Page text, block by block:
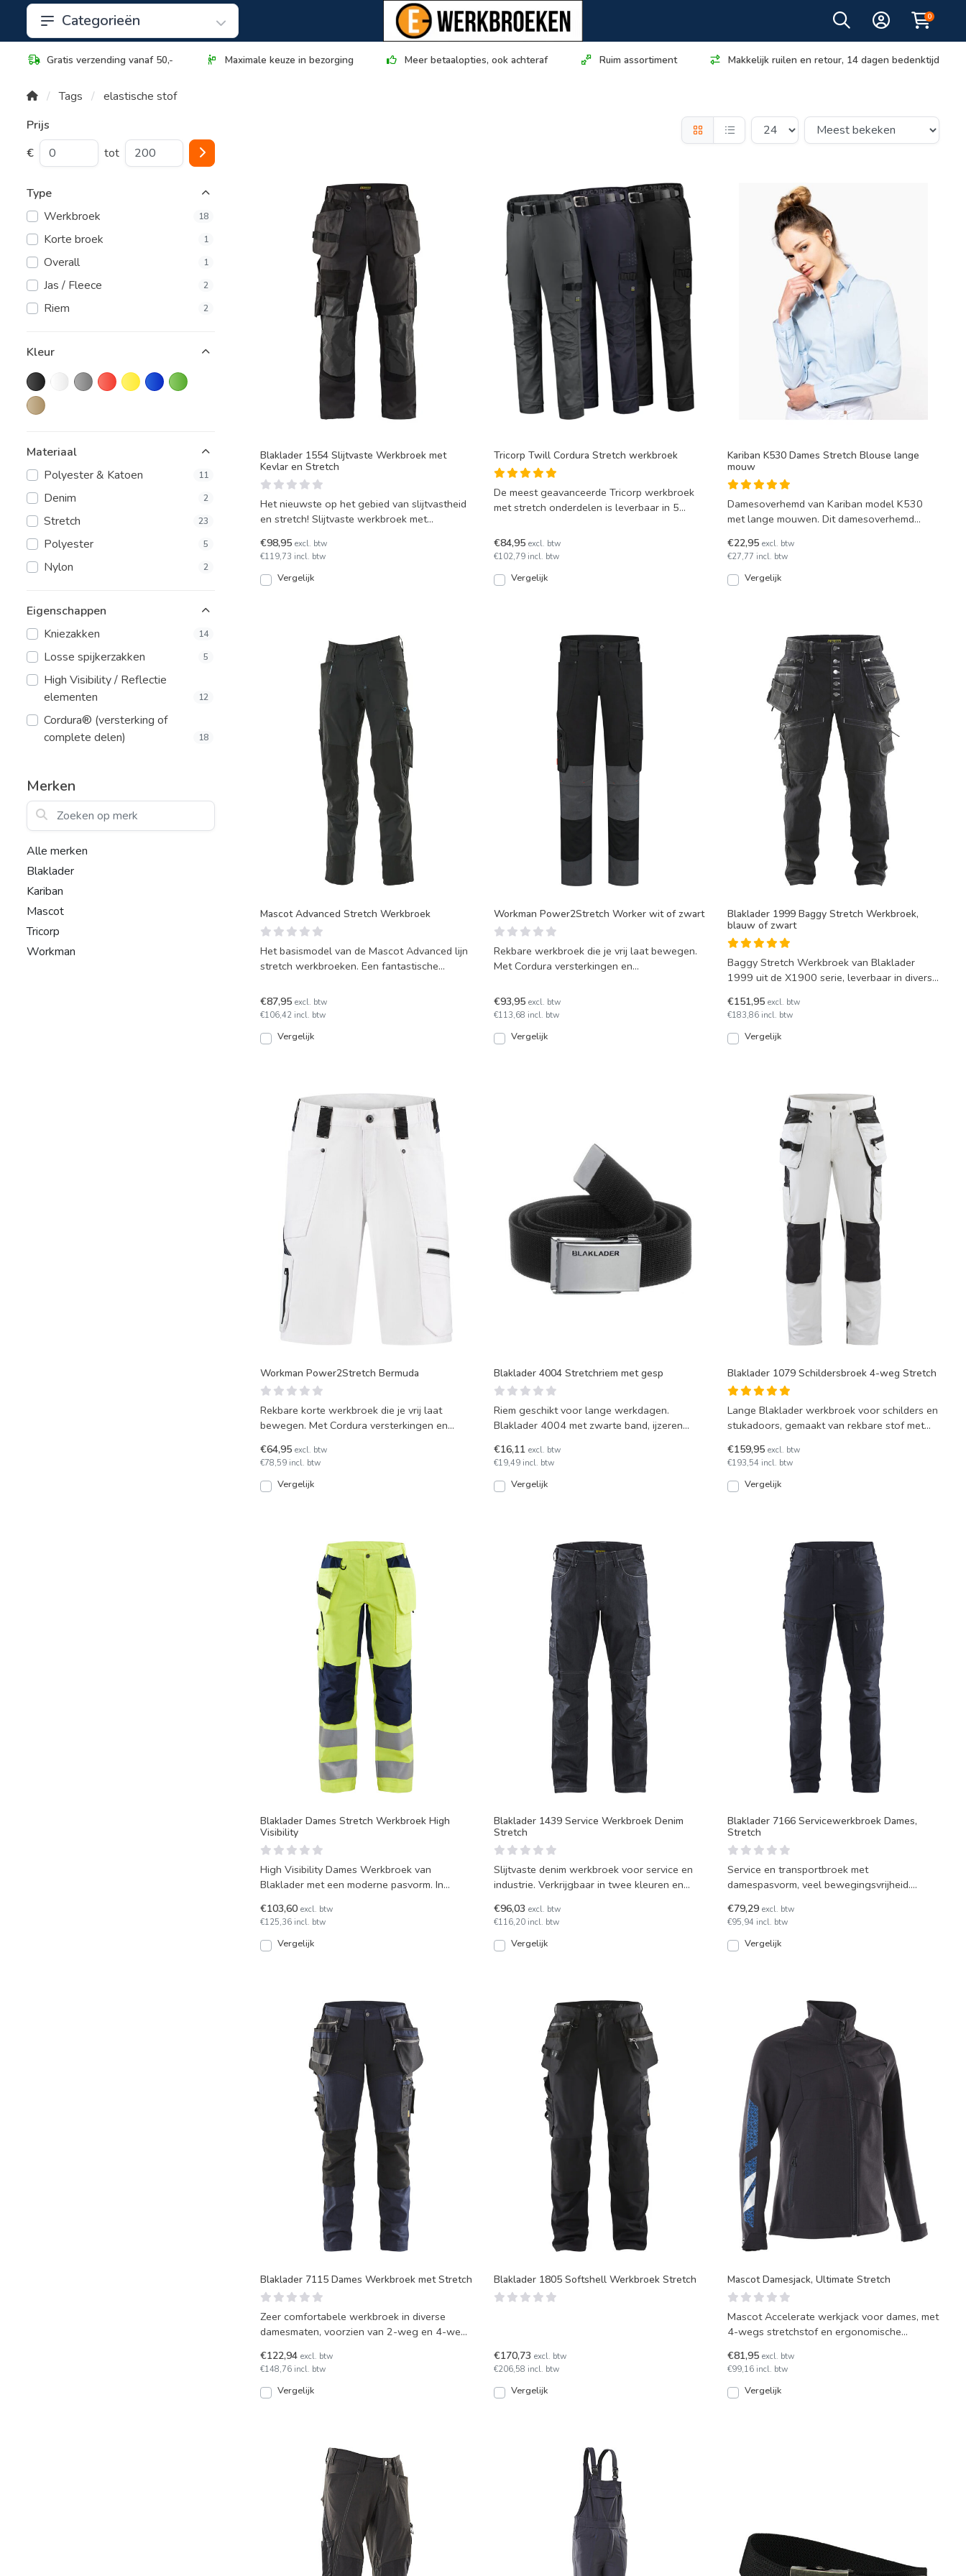
Categorieën 0
Gratis verzending vanaf 50,- Maximale keuze in bezorging Meer betaalopties, ook achteraf Ruim assortiment Makkelijk ruilen en retour, 14 dagen bedenktijd
Tags
elastische stof
Prijs
€
tot
Type
Werkbroek
18
Korte broek 1
Overall 1
Jas / Fleece 2
Riem 2
Kleur
Materiaal
Polyester & Katoen
11
Denim 2
Stretch 23
Polyester 5
Nylon 2
Eigenschappen
Kniezakken
14
Losse spijkerzakken 5
High Visibility / Reflectie
elementen
12
Cordura® (versterking of
complete delen)
18
Merken
Zoeken op merk
Alle merken
Blaklader
Kariban
Mascot
Tricorp
Workman
Blaklader 1554 Slijtvaste Werkbroek met
Kevlar en Stretch
Het nieuwste op het gebied van slijtvastheid
en stretch! Slijtvaste werkbroek met
€98,95 excl. btw
€119,73 incl. btw
Vergelijk
Tricorp Twill Cordura Stretch werkbroek
De meest geavanceerde Tricorp werkbroek
met stretch onderdelen is leverbaar in 5
€84,95 excl. btw
€102,79 incl. btw
Vergelijk
Kariban K530 Dames Stretch Blouse lange
mouw
Damesoverhemd van Kariban model K530
met lange mouwen. Dit damesoverhemd
€22,95 excl. btw
€27,77 incl. btw
Vergelijk
Mascot Advanced Stretch Werkbroek
Het basismodel van de Mascot Advanced lijn
stretch werkbroeken. Een fantastische
€87,95 excl. btw
€106,42 incl. btw
Vergelijk
Workman Power2Stretch Worker wit of zwart
Rekbare werkbroek die je vrij laat bewegen.
Met Cordura versterkingen en
€93,95 excl. btw
€113,68 incl. btw
Vergelijk
Blaklader 1999 Baggy Stretch Werkbroek,
blauw of zwart
Baggy Stretch Werkbroek van Blaklader
1999 uit de X1900 serie, leverbaar in diverse
€151,95 excl. btw
€183,86 incl. btw
Vergelijk
Workman Power2Stretch Bermuda
Rekbare korte werkbroek die je vrij laat
bewegen. Met Cordura versterkingen en
€64,95 excl. btw
€78,59 incl. btw
Vergelijk
Blaklader 4004 Stretchriem met gesp
Riem geschikt voor lange werkdagen.
Blaklader 4004 met zwarte band, ijzeren
€16,11 excl. btw
€19,49 incl. btw
Vergelijk
Blaklader 1079 Schildersbroek 4-weg Stretch
Lange Blaklader werkbroek voor schilders en
stukadoors, gemaakt van rekbare stof met
€159,95 excl. btw
€193,54 incl. btw
Vergelijk
Blaklader Dames Stretch Werkbroek High
Visibility
High Visibility Dames Werkbroek van
Blaklader met een moderne pasvorm. In
€103,60 excl. btw
€125,36 incl. btw
Vergelijk
Blaklader 1439 Service Werkbroek Denim
Stretch
Slijtvaste denim werkbroek voor service en
industrie. Verkrijgbaar in twee kleuren en
€96,03 excl. btw
€116,20 incl. btw
Vergelijk
Blaklader 7166 Servicewerkbroek Dames,
Stretch
Service en transportbroek met
damespasvorm, veel bewegingsvrijheid.
€79,29 excl. btw
€95,94 incl. btw
Vergelijk
Blaklader 7115 Dames Werkbroek met Stretch
Zeer comfortabele werkbroek in diverse
damesmaten, voorzien van 2-weg en 4-weg
€122,94 excl. btw
€148,76 incl. btw
Vergelijk
Blaklader 1805 Softshell Werkbroek Stretch
€170,73 excl. btw
€206,58 incl. btw
Vergelijk
Mascot Damesjack, Ultimate Stretch
Mascot Accelerate werkjack voor dames, met
4-wegs stretchstof en ergonomische
€81,95 excl. btw
€99,16 incl. btw
Vergelijk